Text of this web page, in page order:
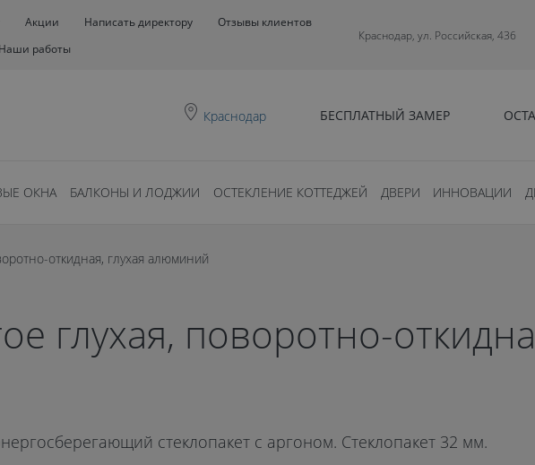
Акции Написать директору
Отзывы клиентов
Наши работы
Краснодар, ул. Российская, 436
Краснодар БЕСПЛАТНЫЙ ЗАМЕР
ОКНА БАЛКОНЫ И ЛОДЖИИ ОСТЕКЛЕНИЕ КОТТЕДЖЕЙ ДВЕРИ ИННОВАЦИИ
откидная, глухая алюминий
глухая, поворотно-
стеклопакет с аргоном. Стеклопакет 32 мм.